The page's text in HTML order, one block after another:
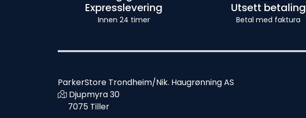
Expresslevering
Innen 24 timer
Utsett betaling
Betal med faktura
ParkerStore Trondheim/Nik. Haugrønning AS
Djupmyra 30
7075 Tiller